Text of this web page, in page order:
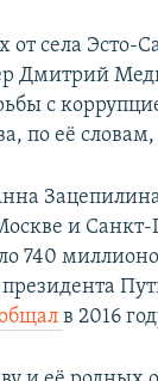
от села Эсто-
Дмитрий
с
по её
и
740
президента
в 2016